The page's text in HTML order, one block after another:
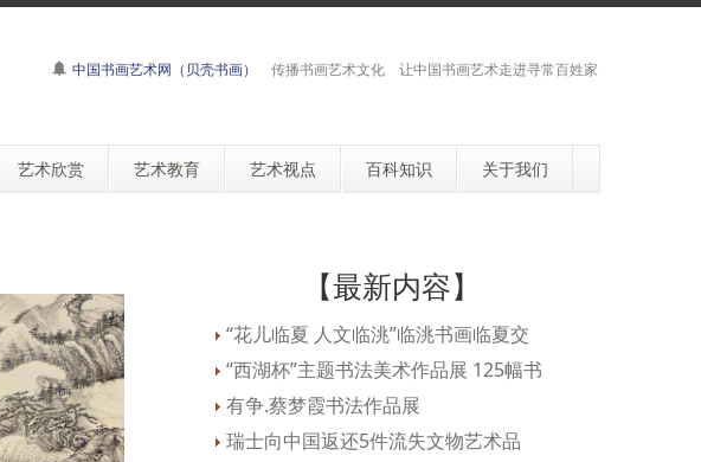
中国书画艺术网（贝壳书画） 传播书画艺术文化 让中国书画艺术走进寻常百姓家
艺术欣赏 艺术教育 艺术视点 百科知识 关于我们
【最新内容】
“花儿临夏 人文临洮”临洮书画临夏交
“西湖杯”主题书法美术作品展 125幅书
有争.蔡梦霞书法作品展
瑞士向中国返还5件流失文物艺术品